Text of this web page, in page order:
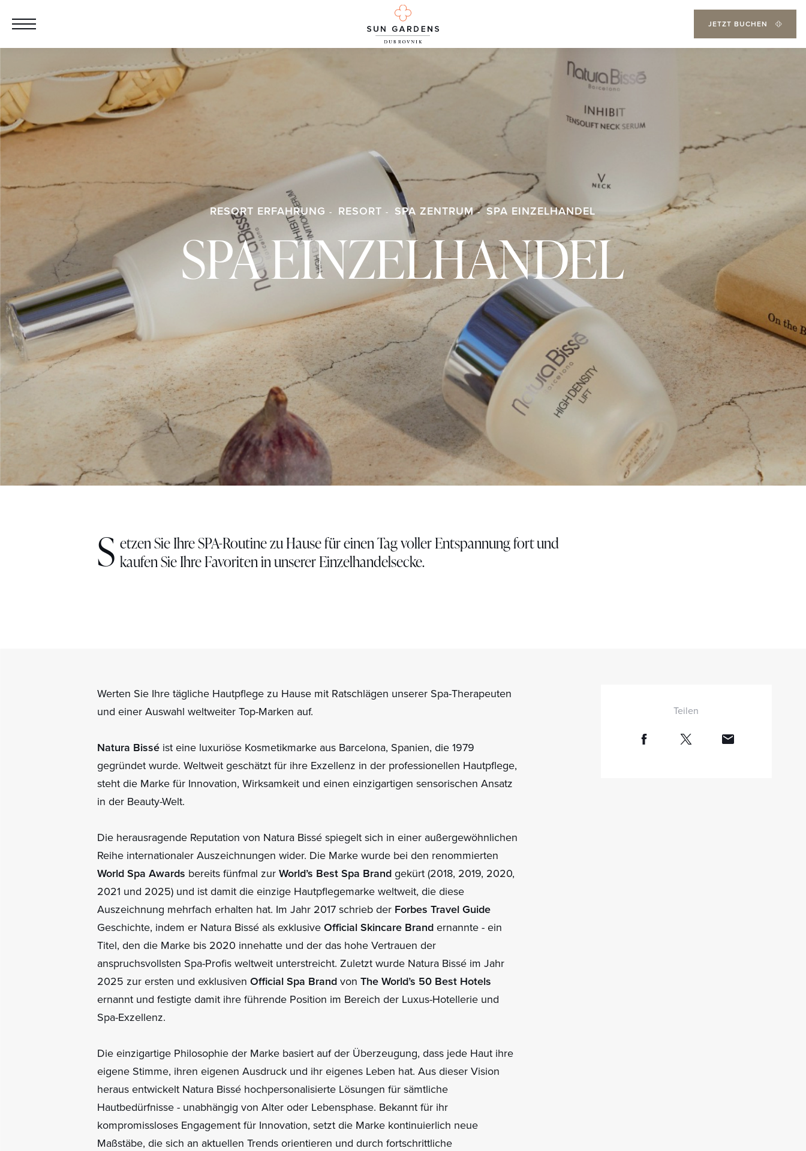
JETZT BUCHEN
RESORT ERFAHRUNG RESORT SPA ZENTRUM SPA EINZELHANDEL
SPA EINZELHANDEL
S etzen Sie Ihre SPA-Routine zu Hause für einen Tag voller Entspannung fort und
kaufen Sie Ihre Favoriten in unserer Einzelhandelsecke.
Werten Sie Ihre tägliche Hautpflege zu Hause mit Ratschlägen unserer Spa-Therapeuten
und einer Auswahl weltweiter Top-Marken auf.
Natura Bisséist eine luxuriöse Kosmetikmarke aus Barcelona, Spanien, die 1979
gegründet wurde. Weltweit geschätzt für ihre Exzellenz in der professionellen Hautpflege,
steht die Marke für Innovation, Wirksamkeit und einen einzigartigen sensorischen Ansatz
in der Beauty-Welt.
Die herausragende Reputation von Natura Bissé spiegelt sich in einer außergewöhnlichen
Reihe internationaler Auszeichnungen wider. Die Marke wurde bei den renommierten
World Spa Awards bereits fünfmal zur World’s Best Spa Brandgekürt (2018, 2019, 2020,
2021 und 2025) und ist damit die einzige Hautpflegemarke weltweit, die diese
Auszeichnung mehrfach erhalten hat. Im Jahr 2017 schrieb der Forbes Travel Guide
Geschichte, indem er Natura Bissé als exklusive Official Skincare Brandernannte - ein
Titel, den die Marke bis 2020 innehatte und der das hohe Vertrauen der
anspruchsvollsten Spa-Profis weltweit unterstreicht. Zuletzt wurde Natura Bissé im Jahr
2025 zur ersten und exklusiven Official Spa Brandvon The World’s 50 Best Hotels
ernannt und festigte damit ihre führende Position im Bereich der Luxus-Hotellerie und
Spa-Exzellenz.
Die einzigartige Philosophie der Marke basiert auf der Überzeugung, dass jede Haut ihre
eigene Stimme, ihren eigenen Ausdruck und ihr eigenes Leben hat. Aus dieser Vision
heraus entwickelt Natura Bissé hochpersonalisierte Lösungen für sämtliche
Hautbedürfnisse - unabhängig von Alter oder Lebensphase. Bekannt für ihr
kompromissloses Engagement für Innovation, setzt die Marke kontinuierlich neue
Maßstäbe, die sich an aktuellen Trends orientieren und durch fortschrittliche
Teilen